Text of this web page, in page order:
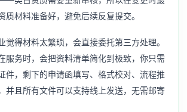
质材料准备好，避免后续反复提交。
觉得材料太繁琐，会直接委托第三方处理。
服务时，会把资料清单简化到极致，你只需
件，剩下的申请函填写、格式校对、流程推
并且所有文件可以支持线上发送，无需邮寄